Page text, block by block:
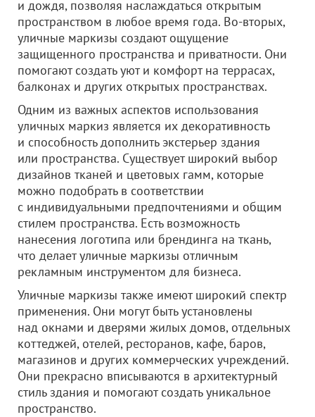
и дождя, позволяя наслаждаться открытым
пространством в любое время года. Во-вторых,
уличные маркизы создают ощущение
защищенного пространства и приватности. Они
помогают создать уют и комфорт на террасах,
балконах и других открытых пространствах.
Одним из важных аспектов использования
уличных маркиз является их декоративность
и способность дополнить экстерьер здания
или пространства. Существует широкий выбор
дизайнов тканей и цветовых гамм, которые
можно подобрать в соответствии
с индивидуальными предпочтениями и общим
стилем пространства. Есть возможность
нанесения логотипа или брендинга на ткань,
что делает уличные маркизы отличным
рекламным инструментом для бизнеса.
Уличные маркизы также имеют широкий спектр
применения. Они могут быть установлены
над окнами и дверями жилых домов, отдельных
коттеджей, отелей, ресторанов, кафе, баров,
магазинов и других коммерческих учреждений.
Они прекрасно вписываются в архитектурный
стиль здания и помогают создать уникальное
пространство.